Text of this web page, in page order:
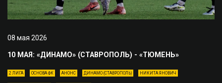
08 мая 2026
10 МАЯ: «ДИНАМО» (СТАВРОПОЛЬ) - «ТЮМЕНЬ»
2 ЛИГА ОСНОВА ФК АНОНС ДИНАМО (СТАВРОПОЛЬ) НИКИТА ЯНОВИЧ